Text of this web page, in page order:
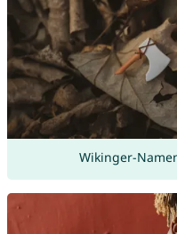
Wikinger-